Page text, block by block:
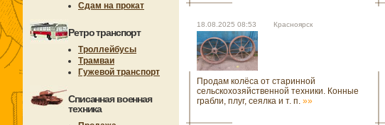
Сдам на прокат
Ретро транспорт
Троллейбусы
Трамваи
Гужевой транспорт
Списанная военная
техника
18.08.2025 08:53 Красноярск
Продам колёса от старинной
сельскохозяйственной техники. Конные
грабли, плуг, сеялка и т. п. »»